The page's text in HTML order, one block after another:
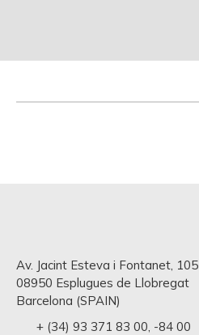
Av. Jacint Esteva i Fontanet, 105
08950 Esplugues de Llobregat
Barcelona (SPAIN)
+ (34) 93 371 83 00, -84 00